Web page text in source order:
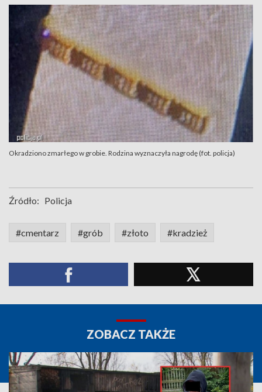
Okradziono zmarłego w grobie. Rodzina wyznaczyła nagrodę (fot. policja)
Źródło: Policja
#cmentarz #grób #złoto #kradzież
ZOBACZ TAKŻE